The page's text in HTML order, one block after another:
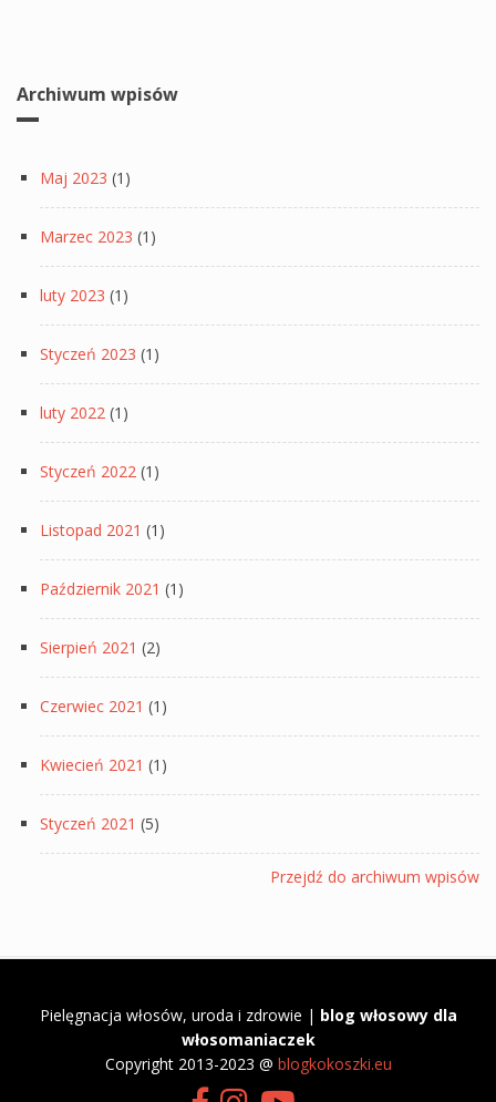
Archiwum wpisów
Maj 2023 (1)
Marzec 2023 (1)
luty 2023 (1)
Styczeń 2023 (1)
luty 2022 (1)
Styczeń 2022 (1)
Listopad 2021 (1)
Październik 2021 (1)
Sierpień 2021 (2)
Czerwiec 2021 (1)
Kwiecień 2021 (1)
Styczeń 2021 (5)
Przejdź do archiwum wpisów
Pielęgnacja włosów, uroda i zdrowie | blog włosowy dla
włosomaniaczek
​Copyright 2013-2023 @ blogkokoszki.eu